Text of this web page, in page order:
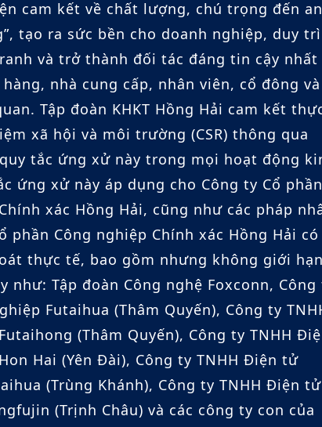
cam kết về chất lượng, chú trọng đến an
tạo ra sức bền cho doanh nghiệp, duy trì
và trở thành đối tác đáng tin cậy nhất
nhà cung cấp, nhân viên, cổ đông và
Tập đoàn KHKT Hồng Hải cam kết
xã hội và môi trường (CSR) thông qua
tắc ứng xử này trong mọi hoạt động
ứng xử này áp dụng cho Công ty Cổ phần
xác Hồng Hải, cũng như các pháp
phần Công nghiệp Chính xác Hồng Hải có
thực tế, bao gồm nhưng không giới hạn
như: Tập đoàn Công nghệ Foxconn, Công
Futaihua (Thâm Quyến), Công ty
(Thâm Quyến), Công ty TNHH
Hai (Yên Đài), Công ty TNHH Điện tử
(Trùng Khánh), Công ty TNHH Điện tử
(Trịnh Châu) và các công ty con của